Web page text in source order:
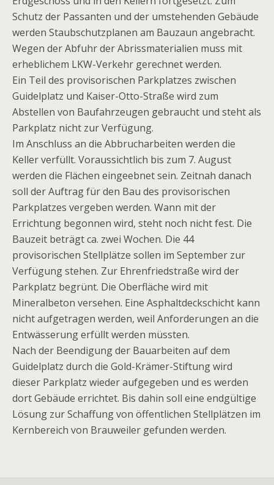
Schutz der Passanten und der umstehenden Gebäude
werden Staubschutzplanen am Bauzaun angebracht.
Wegen der Abfuhr der Abrissmaterialien muss mit
erheblichem LKW-Verkehr gerechnet werden.
Ein Teil des provisorischen Parkplatzes zwischen
Guidelplatz und Kaiser-Otto-Straße wird zum
Abstellen von Baufahrzeugen gebraucht und steht als
Parkplatz nicht zur Verfügung.
Im Anschluss an die Abbrucharbeiten werden die
Keller verfüllt. Voraussichtlich bis zum 7. August
werden die Flächen eingeebnet sein. Zeitnah danach
soll der Auftrag für den Bau des provisorischen
Parkplatzes vergeben werden. Wann mit der
Errichtung begonnen wird, steht noch nicht fest. Die
Bauzeit beträgt ca. zwei Wochen. Die 44
provisorischen Stellplätze sollen im September zur
Verfügung stehen. Zur Ehrenfriedstraße wird der
Parkplatz begrünt. Die Oberfläche wird mit
Mineralbeton versehen. Eine Asphaltdeckschicht kann
nicht aufgetragen werden, weil Anforderungen an die
Entwässerung erfüllt werden müssten.
Nach der Beendigung der Bauarbeiten auf dem
Guidelplatz durch die Gold-Krämer-Stiftung wird
dieser Parkplatz wieder aufgegeben und es werden
dort Gebäude errichtet. Bis dahin soll eine endgültige
Lösung zur Schaffung von öffentlichen Stellplätzen im
Kernbereich von Brauweiler gefunden werden.